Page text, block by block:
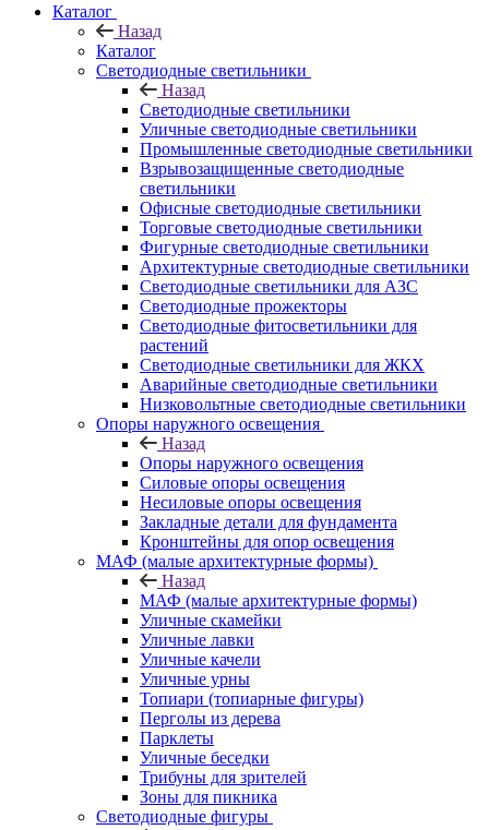
Каталог
Назад
Каталог
Светодиодные светильники
Назад
Светодиодные светильники
Уличные светодиодные светильники
Промышленные светодиодные светильники
Взрывозащищенные светодиодные
светильники
Офисные светодиодные светильники
Торговые светодиодные светильники
Фигурные светодиодные светильники
Архитектурные светодиодные светильники
Светодиодные светильники для АЗС
Светодиодные прожекторы
Светодиодные фитосветильники для
растений
Светодиодные светильники для ЖКХ
Аварийные светодиодные светильники
Низковольтные светодиодные светильники
Опоры наружного освещения
Назад
Опоры наружного освещения
Силовые опоры освещения
Несиловые опоры освещения
Закладные детали для фундамента
Кронштейны для опор освещения
МАФ (малые архитектурные формы)
Назад
МАФ (малые архитектурные формы)
Уличные скамейки
Уличные лавки
Уличные качели
Уличные урны
Топиари (топиарные фигуры)
Перголы из дерева
Парклеты
Уличные беседки
Трибуны для зрителей
Зоны для пикника
Светодиодные фигуры